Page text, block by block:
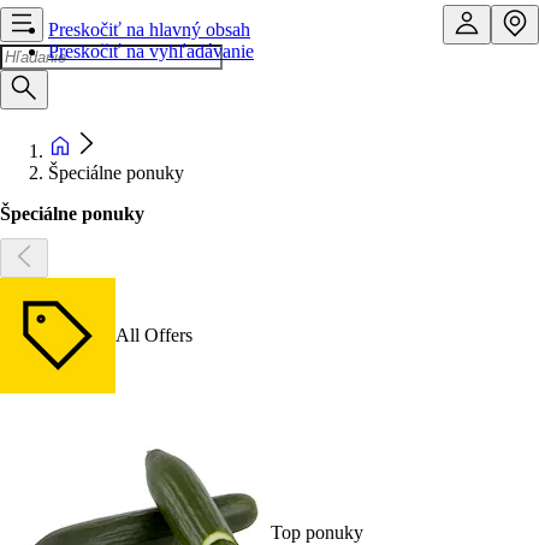
Preskočiť na hlavný obsah
Preskočiť na vyhľadávanie
Špeciálne ponuky
Špeciálne ponuky
All Offers
Top ponuky